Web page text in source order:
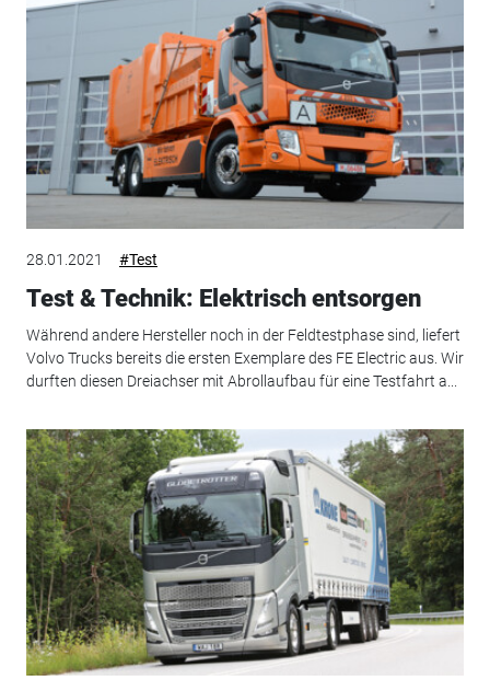
28.01.2021 #Test
Test & Technik: Elektrisch entsorgen
Während andere Hersteller noch in der Feldtestphase sind, liefert
Volvo Trucks bereits die ersten Exemplare des FE Electric aus. Wir
durften diesen Dreiachser mit Abrollaufbau für eine Testfahrt a...